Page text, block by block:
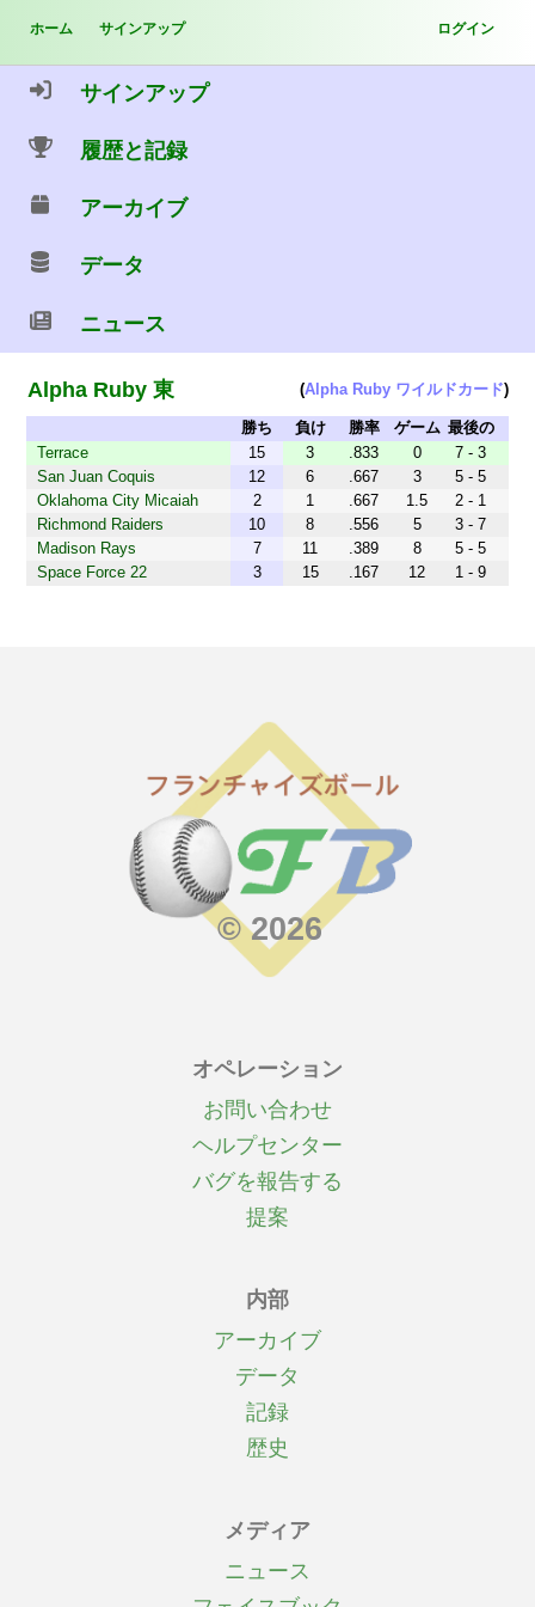
ホーム サインアップ ログイン
サインアップ
履歴と記録
アーカイブ
データ
ニュース
Alpha Ruby 東 (Alpha Ruby ワイルドカード)
勝ち 負け 勝率
ゲーム
差
最後の
10
Terrace
THUNDERSTRUCK
15 3 .833 0
7 - 3
San Juan Coquis
12 6 .667 3
5 - 5
Oklahoma City Micaiah
Nation
2 1 .667 1.5
2 - 1
Richmond Raiders
10 8 .556 5
3 - 7
Madison Rays
7 11 .389 8
5 - 5
Space Force 22
3 15 .167 12 1 - 9
© 2026
オペレーション
お問い合わせ
ヘルプセンター
バグを報告する
提案
内部
アーカイブ
データ
記録
歴史
メディア
ニュース